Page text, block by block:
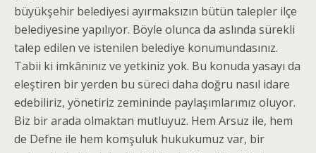
büyükşehir belediyesi ayırmaksızın bütün talepler ilçe
belediyesine yapılıyor. Böyle olunca da aslında sürekli
talep edilen ve istenilen belediye konumundasınız.
Tabii ki imkânınız ve yetkiniz yok. Bu konuda yasayı da
eleştiren bir yerden bu süreci daha doğru nasıl idare
edebiliriz, yönetiriz zemininde paylaşımlarımız oluyor.
Biz bir arada olmaktan mutluyuz. Hem Arsuz ile, hem
de Defne ile hem komşuluk hukukumuz var, bir